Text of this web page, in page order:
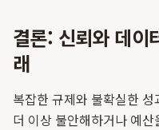
결론: 신뢰와 데이
래
복잡한 규제와 불확실한
더 이상 불안해하거나 예